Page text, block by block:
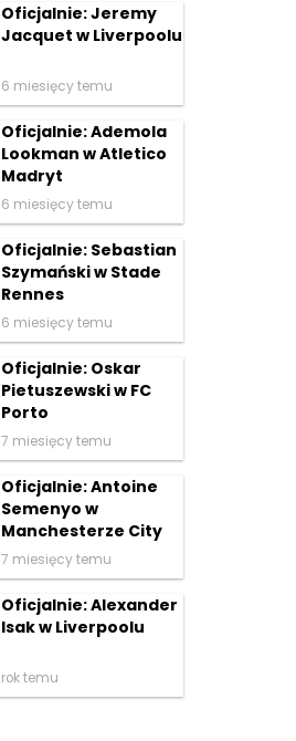
Oficjalnie: Jeremy
Jacquet w Liverpoolu
6 miesięcy temu
Oficjalnie: Ademola
Lookman w Atletico
Madryt
6 miesięcy temu
Oficjalnie: Sebastian
Szymański w Stade
Rennes
6 miesięcy temu
Oficjalnie: Oskar
Pietuszewski w FC
Porto
7 miesięcy temu
Oficjalnie: Antoine
Semenyo w
Manchesterze City
7 miesięcy temu
Oficjalnie: Alexander
Isak w Liverpoolu
rok temu